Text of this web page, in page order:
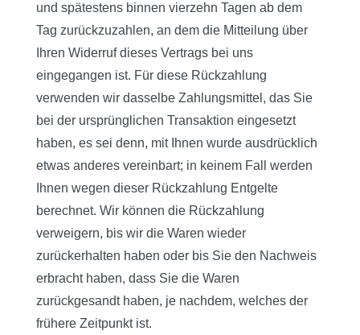
und spätestens binnen vierzehn Tagen ab dem
Tag zurückzuzahlen, an dem die Mitteilung über
Ihren Widerruf dieses Vertrags bei uns
eingegangen ist. Für diese Rückzahlung
verwenden wir dasselbe Zahlungsmittel, das Sie
bei der ursprünglichen Transaktion eingesetzt
haben, es sei denn, mit Ihnen wurde ausdrücklich
etwas anderes vereinbart; in keinem Fall werden
Ihnen wegen dieser Rückzahlung Entgelte
berechnet. Wir können die Rückzahlung
verweigern, bis wir die Waren wieder
zurückerhalten haben oder bis Sie den Nachweis
erbracht haben, dass Sie die Waren
zurückgesandt haben, je nachdem, welches der
frühere Zeitpunkt ist.